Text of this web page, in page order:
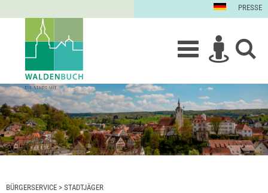
PRESSE
BÜRGERSERVICE > STADTJÄGER